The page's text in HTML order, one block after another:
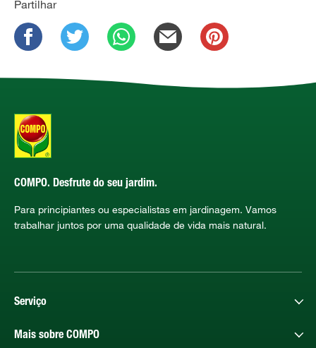
Partilhar
COMPO. Desfrute do seu jardim.
Para principiantes ou especialistas em jardinagem. Vamos
trabalhar juntos por uma qualidade de vida mais natural.
Serviço
Mais sobre COMPO